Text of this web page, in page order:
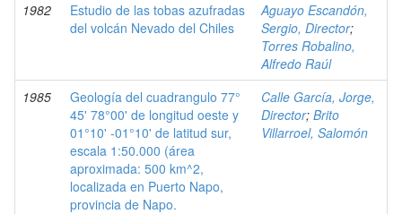
1982
Estudio de las tobas azufradas
del volcán Nevado del Chiles
Aguayo Escandón,
Sergio, Director;
Torres Robalino,
Alfredo Raúl
1985
Geología del cuadrangulo 77°
45' 78°00' de longitud oeste y
01°10' -01°10' de latitud sur,
escala 1:50.000 (área
aproximada: 500 km^2,
localizada en Puerto Napo,
provincia de Napo.
Calle García, Jorge,
Director; Brito
Villarroel, Salomón